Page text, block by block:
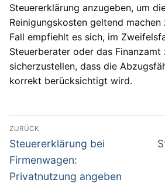
Steuererklärung anzugeben, um
Reinigungskosten geltend machen
Fall empfiehlt es sich, im
Steuerberater oder das Finanzamt
sicherzustellen, dass die
korrekt berücksichtigt wird.
Beitragsnavigation
ZURÜCK
Vorheriger
Beitrag:
Steuererklärung bei
Firmenwagen:
Privatnutzung angeben